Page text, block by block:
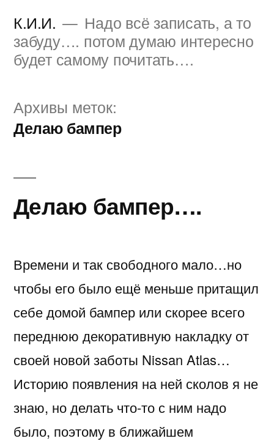
содержимому
К.И.И.
Надо всё записать, а то
забуду…. потом думаю интересно
будет самому почитать….
Архивы меток:
Делаю бампер
Делаю бампер….
Времени и так свободного мало…но
чтобы его было ещё меньше притащил
себе домой бампер или скорее всего
переднюю декоративную накладку от
своей новой заботы Nissan Atlas…
Историю появления на ней сколов я не
знаю, но делать что-то с ним надо
было, поэтому в ближайшем